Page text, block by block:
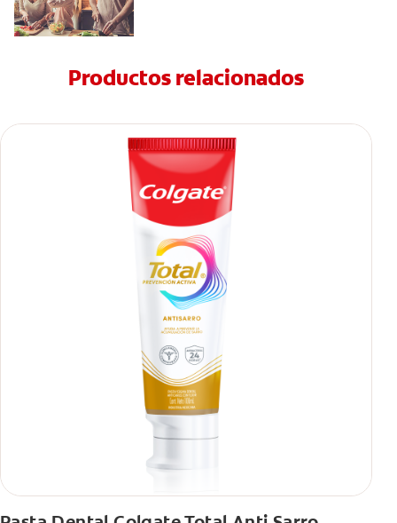
Productos relacionados